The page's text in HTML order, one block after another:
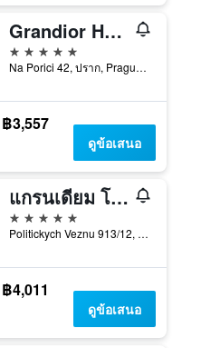
Grandior Hotel Prague
5 ดาว
Na Porici 42, ปราก, Prague Region, สาธารณรัฐเช็ก
฿3,557
ดูข้อเสนอ
แกรนเดียม โรงแรม ปราก
5 ดาว
Politickych Veznu 913/12, ปราก, Prague Region, สาธารณรัฐเช็ก
฿4,011
ดูข้อเสนอ